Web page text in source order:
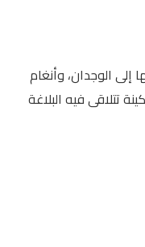
الوجدان، وأنغام
تتلاقى فيه البلاغة